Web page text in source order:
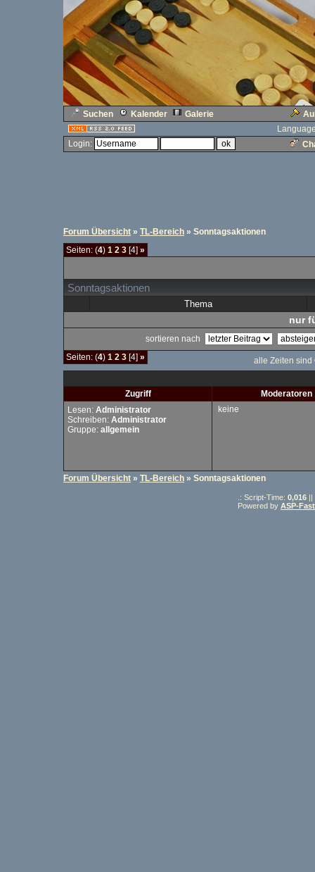
Suchen Kalender Galerie
Login:
Forum Übersicht » TL-Bereich » Sonntagsaktionen
Seiten: (4) 1 2 3 [4] »
Sonntagsaktionen
Thema
nur
sortieren nach
Seiten: (4) 1 2 3 [4] » alle Zeiten sind
Zugriff
Moderatoren
Lesen: Administrator
Schreiben: Administrator
Gruppe: allgemein
keine
Forum Übersicht » TL-Bereich » Sonntagsaktionen
.: Script-Time: 0,016 ||
Powered by ASP-